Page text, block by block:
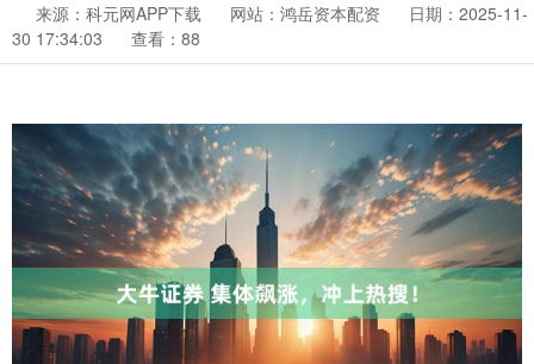
来源：科元网APP下载 网站：鸿岳资本配资
日期：2025-11-
30 17:34:03
查看：88